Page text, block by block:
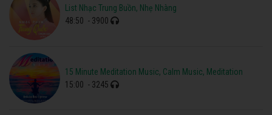
List Nhạc Trung Buồn, Nhẹ Nhàng
48:50 - 3900
15 Minute Meditation Music, Calm Music, Meditation
15:00 - 3245